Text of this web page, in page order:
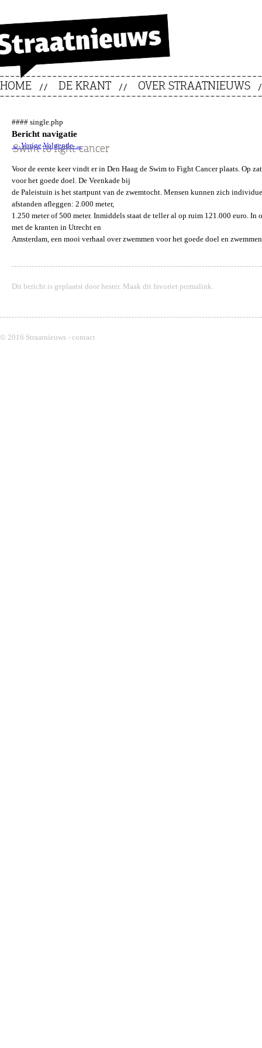
HOME DE KRANT OVER STRAATNIEUWS
#### single.php
Bericht navigatie
←Vorige Volgende→
Swim to fight cancer
Voor de eerste keer vindt er in Den Haag de Swim to Fight Cancer plaats. Op
voor het goede doel. De Veenkade bij
de Paleistuin is het startpunt van de zwemtocht. Mensen kunnen zich
afstanden afleggen: 2.000 meter,
1.250 meter of 500 meter. Inmiddels staat de teller al op ruim 121.000 euro.
met de kranten in Utrecht en
Amsterdam, een mooi verhaal over zwemmen voor het goede doel en
Dit bericht is geplaatst door hester. Maak dit favoriet permalink
© 2016 Straatnieuws - contact